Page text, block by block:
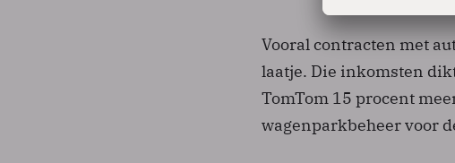
Vooral contracten met
laatje. Die inkomsten
TomTom 15 procent
wagenparkbeheer voor